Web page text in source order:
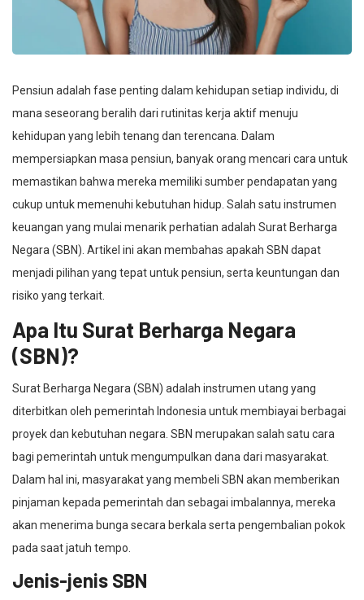
Pensiun adalah fase penting dalam kehidupan setiap individu, di
mana seseorang beralih dari rutinitas kerja aktif menuju
kehidupan yang lebih tenang dan terencana. Dalam
mempersiapkan masa pensiun, banyak orang mencari cara untuk
memastikan bahwa mereka memiliki sumber pendapatan yang
cukup untuk memenuhi kebutuhan hidup. Salah satu instrumen
keuangan yang mulai menarik perhatian adalah Surat Berharga
Negara (SBN). Artikel ini akan membahas apakah SBN dapat
menjadi pilihan yang tepat untuk pensiun, serta keuntungan dan
risiko yang terkait.
Apa Itu Surat Berharga Negara
(SBN)?
Surat Berharga Negara (SBN) adalah instrumen utang yang
diterbitkan oleh pemerintah Indonesia untuk membiayai berbagai
proyek dan kebutuhan negara. SBN merupakan salah satu cara
bagi pemerintah untuk mengumpulkan dana dari masyarakat.
Dalam hal ini, masyarakat yang membeli SBN akan memberikan
pinjaman kepada pemerintah dan sebagai imbalannya, mereka
akan menerima bunga secara berkala serta pengembalian pokok
pada saat jatuh tempo.
Jenis-jenis SBN